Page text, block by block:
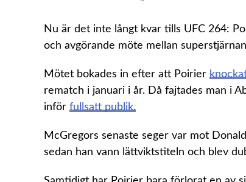
Nu är det inte långt kvar tills UFC 264:
och avgörande möte mellan
Mötet bokades in efter att Poirier
rematch i januari i år. Då fajtades man i
inför fullsatt publik.
McGregors senaste seger var mot
sedan han vann lättviktstiteln och blev